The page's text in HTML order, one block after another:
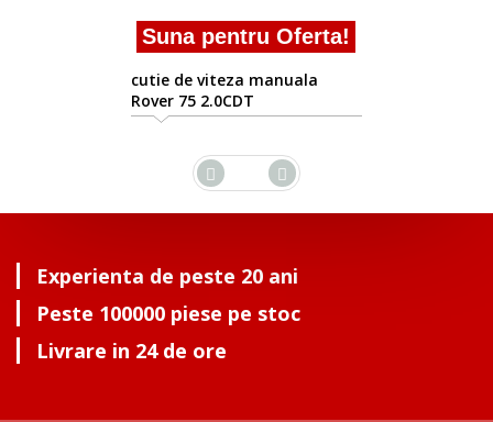
Experienta de peste 20 ani
Peste 100000 piese pe stoc
Livrare in 24 de ore